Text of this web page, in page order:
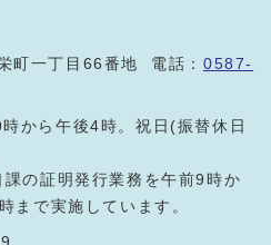
町一丁目66番地 電話：0587-
から午後4時。祝日(振替休日
の証明発行業務を午前9時か
まで実施しています。